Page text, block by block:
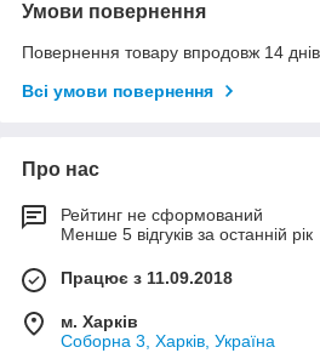
Умови повернення
Повернення товару впродовж 14
Всі умови повернення
Про нас
Рейтинг не сформований
Менше 5 відгуків за останній рік
Працює з 11.09.2018
м. Харків
Соборна 3, Харків, Україна